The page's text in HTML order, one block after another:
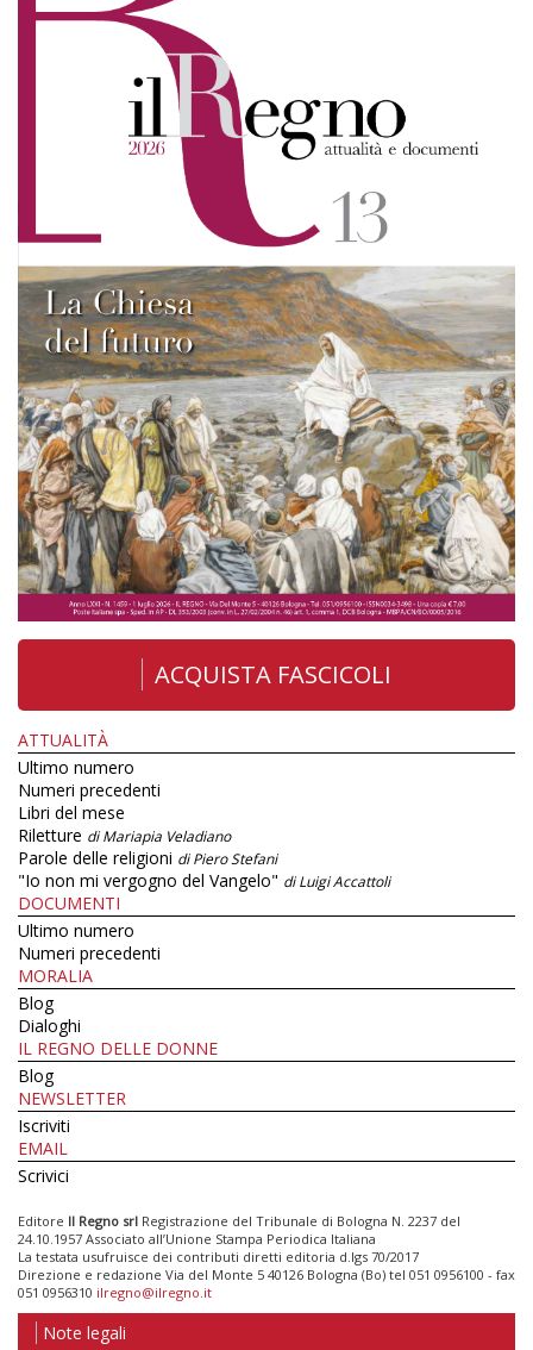
ACQUISTA FASCICOLI
ATTUALITÀ
Ultimo numero
Numeri precedenti
Libri del mese
Riletture di Mariapia Veladiano
Parole delle religioni di Piero Stefani
"Io non mi vergogno del Vangelo" di Luigi Accattoli
DOCUMENTI
Ultimo numero
Numeri precedenti
MORALIA
Blog
Dialoghi
IL REGNO DELLE DONNE
Blog
NEWSLETTER
Iscriviti
EMAIL
Scrivici
Editore Il Regno srl Registrazione del Tribunale di Bologna N. 2237 del
24.10.1957 Associato all’Unione Stampa Periodica Italiana
La testata usufruisce dei contributi diretti editoria d.lgs 70/2017
Direzione e redazione Via del Monte 5 40126 Bologna (Bo) tel 051 0956100 - fax
051 0956310 ilregno@ilregno.it
Note legali